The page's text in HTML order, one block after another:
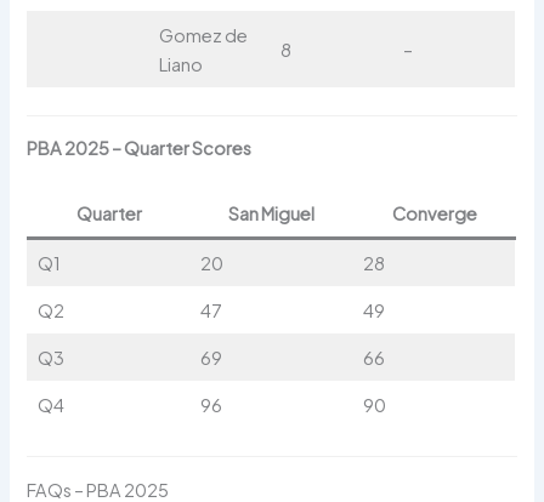
Gomez de
Liano
8 –
PBA 2025 – Quarter Scores
Quarter San Miguel Converge
Q1 20 28
Q2 47 49
Q3 69 66
Q4 96 90
FAQs – PBA 2025